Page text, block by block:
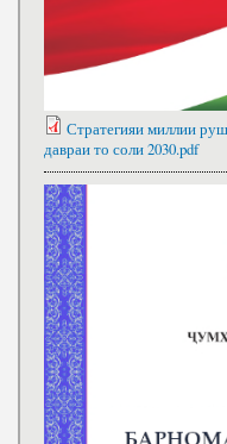
Стратегияи миллии
давраи то соли 2030.pdf